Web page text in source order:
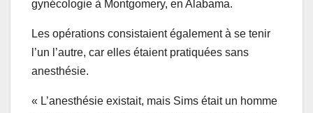
gynécologie à Montgomery, en Alabama.
Les opérations consistaient également à se tenir
l’un l’autre, car elles étaient pratiquées sans
anesthésie.
« L’anesthésie existait, mais Sims était un homme